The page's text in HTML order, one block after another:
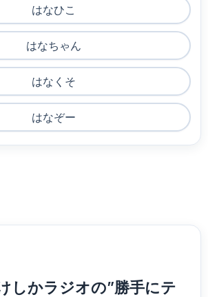
はなひこ
はなちゃん
はなくそ
はなぞー
しかラジオの”勝手にテ